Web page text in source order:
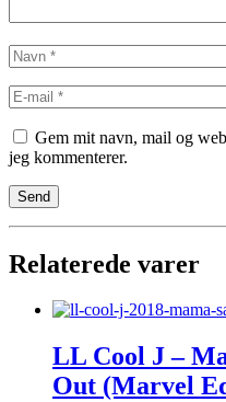
Gem mit navn, mail og
jeg kommenterer.
Relaterede varer
LL Cool J –
Out (Marvel